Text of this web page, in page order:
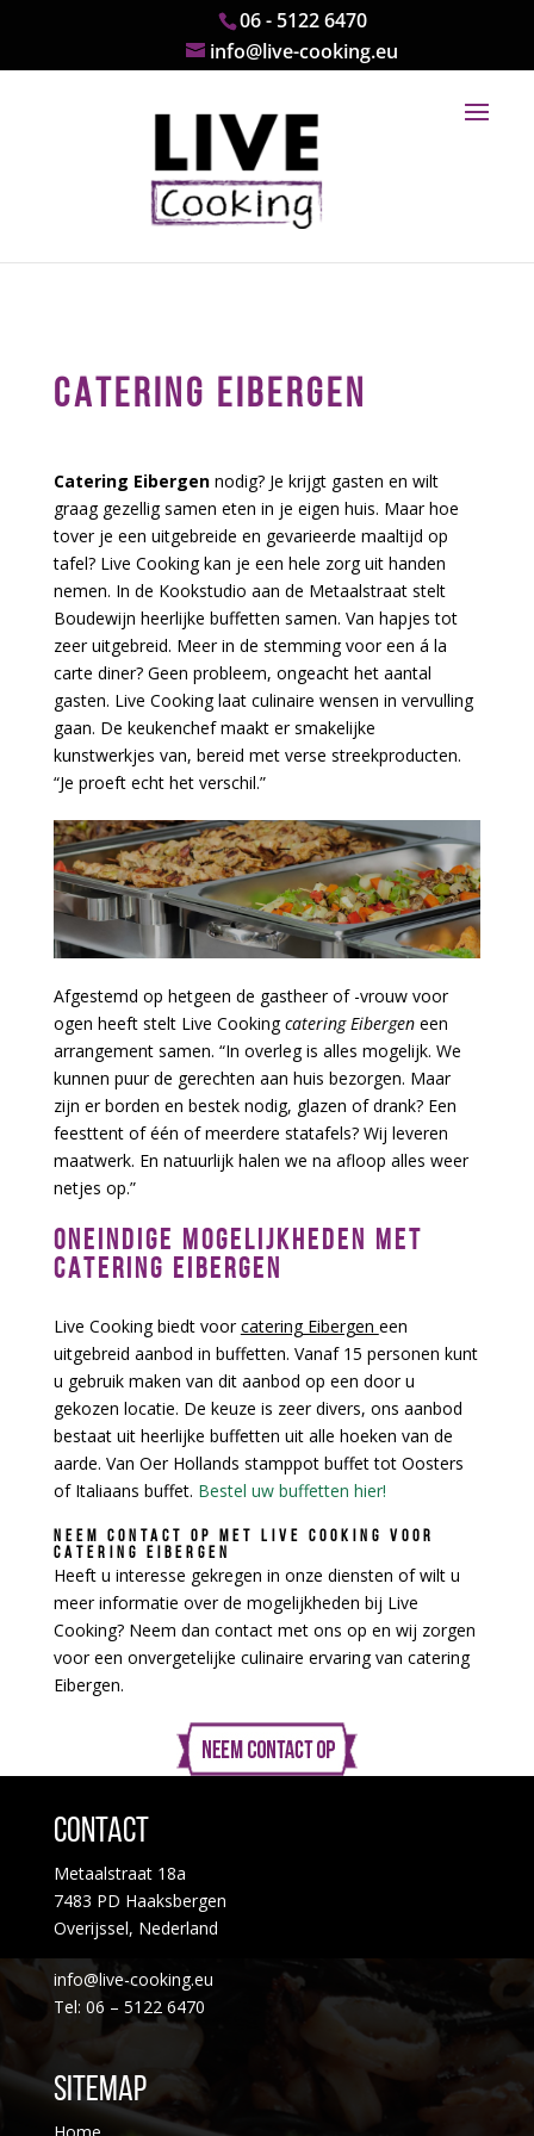
06 - 5122 6470
info@live-cooking.eu
CATERING EIBERGEN
Catering Eibergen nodig? Je krijgt gasten en wilt
graag gezellig samen eten in je eigen huis. Maar hoe
tover je een uitgebreide en gevarieerde maaltijd op
tafel? Live Cooking kan je een hele zorg uit handen
nemen. In de Kookstudio aan de Metaalstraat stelt
Boudewijn heerlijke buffetten samen. Van hapjes tot
zeer uitgebreid. Meer in de stemming voor een á la
carte diner? Geen probleem, ongeacht het aantal
gasten. Live Cooking laat culinaire wensen in vervulling
gaan. De keukenchef maakt er smakelijke
kunstwerkjes van, bereid met verse streekproducten.
“Je proeft echt het verschil.”
Afgestemd op hetgeen de gastheer of -vrouw voor
ogen heeft stelt Live Cookingcatering Eibergen een
arrangement samen. “In overleg is alles mogelijk. We
kunnen puur de gerechten aan huis bezorgen. Maar
zijn er borden en bestek nodig, glazen of drank? Een
feesttent of één of meerdere statafels? Wij leveren
maatwerk. En natuurlijk halen we na afloop alles weer
netjes op.”
ONEINDIGE MOGELIJKHEDEN MET
CATERING EIBERGEN
Live Cooking biedt voorcatering Eibergen een
uitgebreid aanbod in buffetten. Vanaf 15 personen kunt
u gebruik maken van dit aanbod op een door u
gekozen locatie. De keuze is zeer divers, ons aanbod
bestaat uit heerlijke buffetten uit alle hoeken van de
aarde. Van Oer Hollands stamppot buffet tot Oosters
of Italiaans buffet. Bestel uw buffetten hier!
NEEM CONTACT OP MET LIVE COOKING VOOR
CATERING EIBERGEN
Heeft u interesse gekregen in onze diensten of wilt u
meer informatie over de mogelijkheden bij Live
Cooking? Neem dan contact met ons op en wij zorgen
voor een onvergetelijke culinaire ervaring van catering
Eibergen.
Contact
Metaalstraat 18a
7483 PD Haaksbergen
Overijssel, Nederland
info@live-cooking.eu
Tel: 06 – 5122 6470
Sitemap
Home